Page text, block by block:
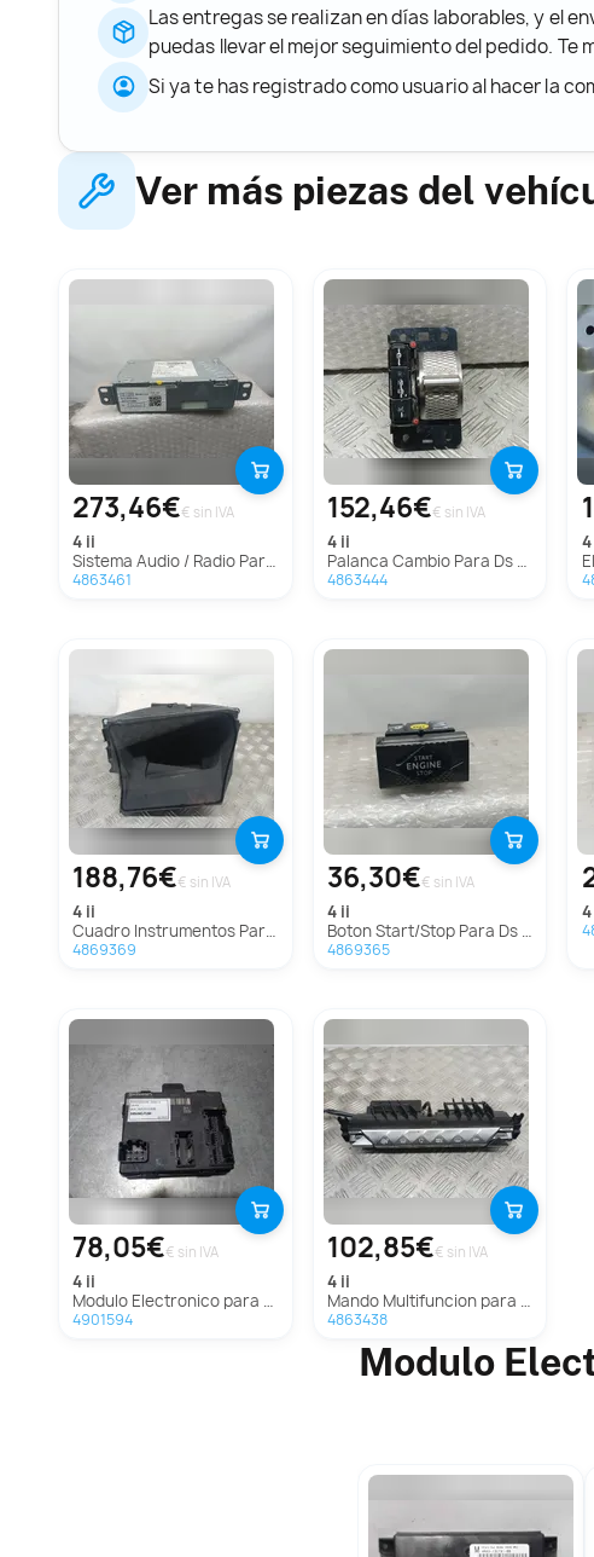
Las entregas se realizan en días laborables, y el
puedas llevar el mejor seguimiento del pedido. Te
Si ya te has registrado como usuario al hacer la
Ver más piezas del
273,46€€ sin IVA
4 ii
Sistema Audio / Radio Para Ds 4 Ii
4863461
152,46€€ sin IVA
4 ii
Palanca Cambio Para Ds 4 Ii
4863444
188,76€€ sin IVA
4 ii
Cuadro Instrumentos Para Ds 4 Ii
4869369
36,30€€ sin IVA
4 ii
Boton Start/Stop Para Ds 4 Ii
4869365
78,05€€ sin IVA
4 ii
Modulo Electronico para Ds 4 Ii
4901594
102,85€€ sin IVA
4 ii
Mando Multifuncion para Ds 4 Ii
4863438
Modulo